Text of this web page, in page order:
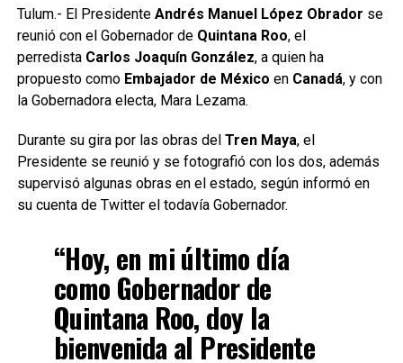
Tulum.- El Presidente Andrés Manuel López Obrador se
reunió con el Gobernador de Quintana Roo, el
perredista Carlos Joaquín González, a quien ha
propuesto como Embajador de México en Canadá, y con
la Gobernadora electa, Mara Lezama.
Durante su gira por las obras del Tren Maya, el
Presidente se reunió y se fotografió con los dos, además
supervisó algunas obras en el estado, según informó en
su cuenta de Twitter el todavía Gobernador.
“Hoy, en mi último día
como Gobernador de
Quintana Roo, doy la
bienvenida al Presidente